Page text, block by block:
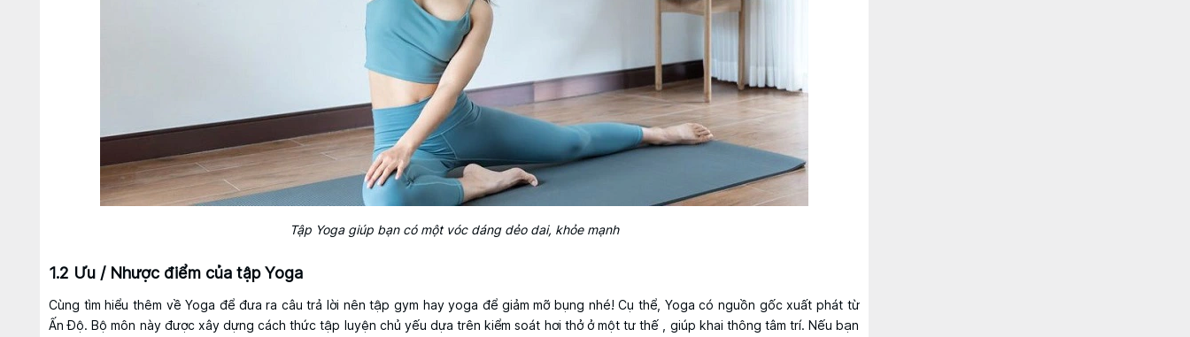
Tập Yoga giúp bạn có một vóc dáng dẻo dai, khỏe mạnh
1.2 Ưu / Nhược điểm của tập Yoga
Cùng tìm hiểu thêm về Yoga để đưa ra câu trả lời nên tập gym hay yoga để giảm mỡ bụng nhé! Cụ thể, Yoga có nguồn gốc xuất phát từ
Ấn Độ. Bộ môn này được xây dựng cách thức tập luyện chủ yếu dựa trên kiểm soát hơi thở ở một tư thế , giúp khai thông tâm trí. Nếu bạn